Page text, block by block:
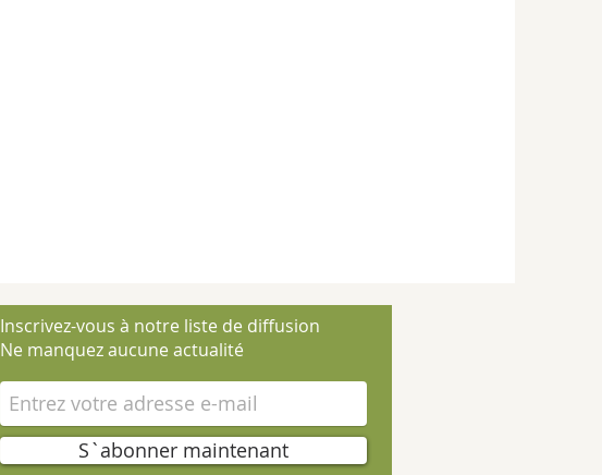
Inscrivez-vous à notre liste de diffusion
Ne manquez aucune actualité
S`abonner maintenant